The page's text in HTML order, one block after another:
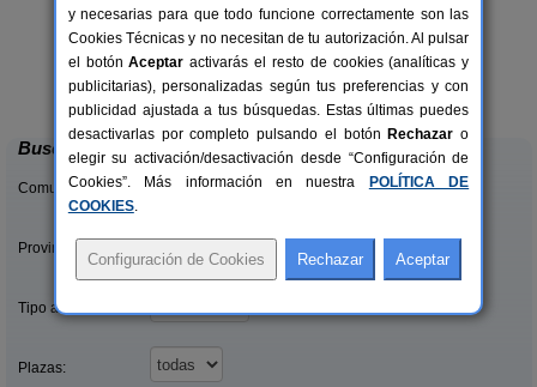
4+2 pers.
desde13 €
Casa Rural Huerta del Moreno
Usagre (Badajoz)
Buscar
Comunidades:
Provincias/Islas:
Tipo alquiler:
Plazas:
y necesarias para que todo funcione correctamente son las
Cookies Técnicas y no necesitan de tu autorización. Al pulsar
el botónAceptar activarás el resto de cookies (analíticas y
publicitarias), personalizadas según tus preferencias y con
publicidad ajustada a tus búsquedas. Estas últimas puedes
desactivarlas por completo pulsando el botón Rechazar o
elegir su activación/desactivación desde “Configuración de
Cookies”. Más información en nuestra
POLÍTICA DE
COOKIES.